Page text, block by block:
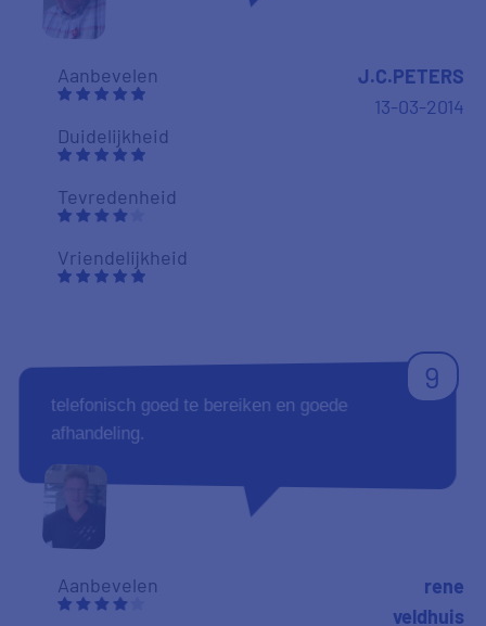
Aanbevelen
Duidelijkheid
Tevredenheid
Vriendelijkheid
J.C.PETERS
13-03-2014
9
telefonisch goed te bereiken en goede
afhandeling.
Aanbevelen
rene
veldhuis